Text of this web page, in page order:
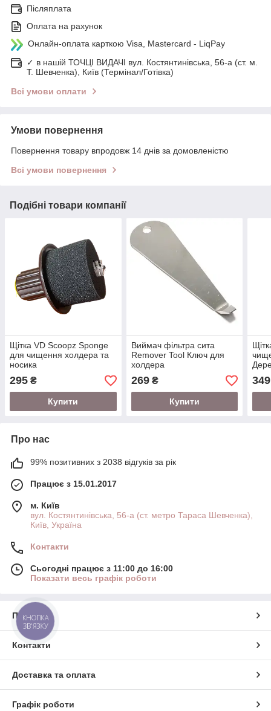
Післяплата
Оплата на рахунок
Онлайн-оплата карткою Visa, Mastercard - LiqPay
✓ в нашій ТОЧЦІ ВИДАЧІ вул. Костянтинівська, 56-а (ст. м.
Т. Шевченка), Київ (Термінал/Готівка)
Всі умови оплати
Умови повернення
Повернення товару впродовж 14 днів за домовленістю
Всі умови повернення
Подібні товари компанії
Щітка VD Scoopz Sponge
для чищення холдера та
носика
295 ₴
Купити
Виймач фільтра сита
Remover Tool Ключ для
холдера
269₴
Купити
349
Про нас
99% позитивних з 2038 відгуків за рік
Працює з 15.01.2017
м. Київ
вул. Костянтинівська, 56-а (ст. метро Тараса Шевченка),
Київ, Україна
Контакти
Сьогодні працює з 11:00 до 16:00
Показати весь графік роботи
Про нас
Контакти
Доставка та оплата
Графік роботи
КНОПКА
ЗВ'ЯЗКУ